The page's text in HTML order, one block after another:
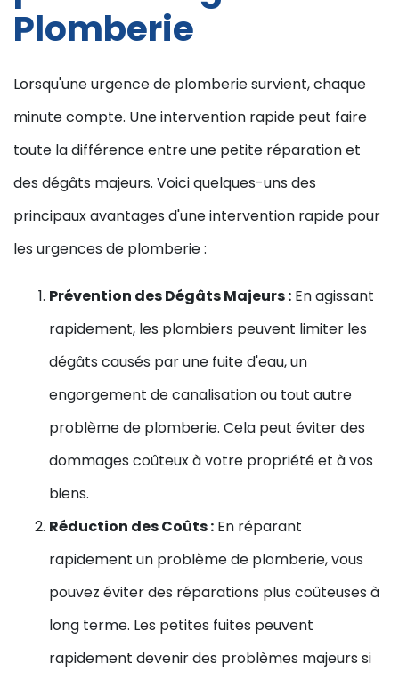
Plomberie
Lorsqu'une urgence de plomberie survient, chaque
minute compte. Une intervention rapide peut faire
toute la différence entre une petite réparation et
des dégâts majeurs. Voici quelques-uns des
principaux avantages d'une intervention rapide pour
les urgences de plomberie :
Prévention des Dégâts Majeurs : En agissant
rapidement, les plombiers peuvent limiter les
dégâts causés par une fuite d'eau, un
engorgement de canalisation ou tout autre
problème de plomberie. Cela peut éviter des
dommages coûteux à votre propriété et à vos
biens.
Réduction des Coûts : En réparant
rapidement un problème de plomberie, vous
pouvez éviter des réparations plus coûteuses à
long terme. Les petites fuites peuvent
rapidement devenir des problèmes majeurs si